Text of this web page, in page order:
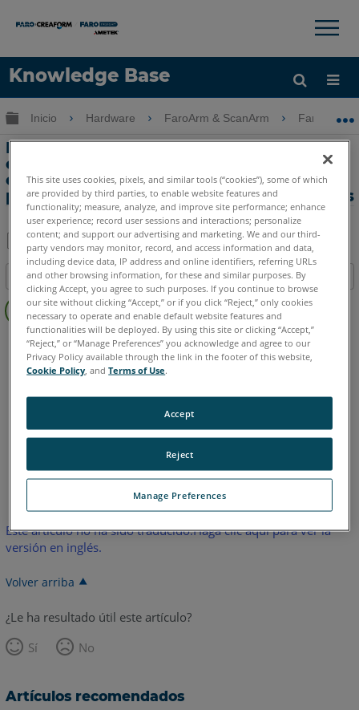
Knowledge Base
Idioma
×
Expandir/contraer jerarquía global
Inicio Hardware FaroArm & ScanArm FaroArm &
Error: el archivo de registro de
calibración de 8 ejes no se puede
obtener en FaroArm Manager o no se
puede aplicar la compensación de 8 ejes
Guardar
como
PDF
Compartir
Índice
Sin
encabezados
FaroArm/ScanArm Quantum X.S Quantum X.M
Quantum X.E Quantum S Max Quantum M Max
Quantum E Max Gage Max
Quantum E Gage
Inglés Japonés
Este artículo no ha sido traducido.Haga clic aquí para ver la
versión en inglés.
Volver arriba
¿Le ha resultado útil este artículo?
Sí
No
Artículos recomendados
This site uses cookies, pixels, and similar tools (“cookies”), some of which
are provided by third parties, to enable website features and
functionality; measure, analyze, and improve site performance; enhance
user experience; record user sessions and interactions; personalize
content; and support our advertising and marketing. We and our third-
party vendors may monitor, record, and access information and data,
including device data, IP address and online identifiers, referring URLs
and other browsing information, for these and similar purposes. By
clicking Accept, you agree to such purposes. If you continue to browse
our site without clicking “Accept,” or if you click “Reject,” only cookies
necessary to operate and enable default website features and
functionalities will be deployed. By using this site or clicking “Accept,”
“Reject,” or “Manage Preferences” you acknowledge and agree to our
Privacy Policy available through the link in the footer of this website,
Cookie Policy , andTerms of Use.
Manage Preferences
Reject
Accept